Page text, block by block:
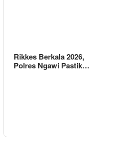
Rikkes Berkala 2026,
Polres Ngawi Pastik…